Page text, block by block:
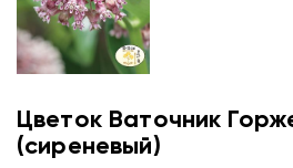
Цветок Ваточник
(сиреневый)